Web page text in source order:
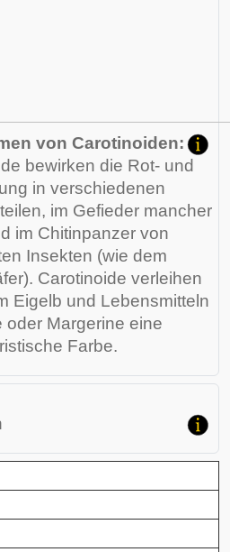
von Carotinoiden:
bewirken die Rot- und
in verschiedenen
im Gefieder mancher
im Chitinpanzer von
Insekten (wie dem
Carotinoide verleihen
Eigelb und Lebensmitteln
oder Margerine eine
Farbe.